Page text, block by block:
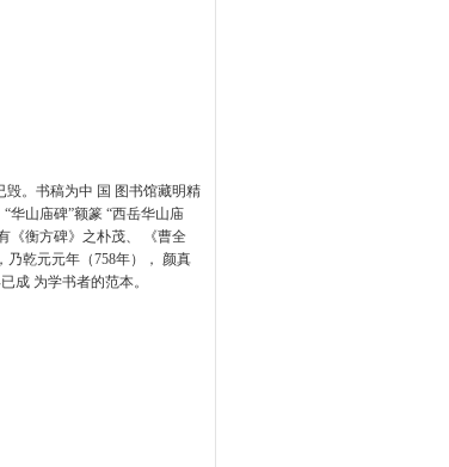
毁。书稿为中 国 图书馆藏明精
华山庙碑”额篆 “西岳华山庙
《衡方碑》之朴茂、 《曹全
乾元元年（758年）， 颜真
成 为学书者的范本。